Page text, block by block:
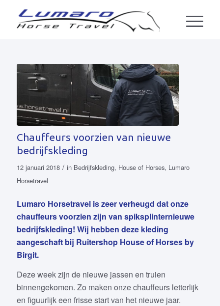
Chauffeurs voorzien van nieuwe
bedrijfskleding
12 januari 2018 / in Bedrijfskleding, House of Horses, Lumaro
Horsetravel
Lumaro Horsetravel is zeer verheugd dat onze
chauffeurs voorzien zijn van spiksplinternieuwe
bedrijfskleding! Wij hebben deze kleding
aangeschaft bij Ruitershop House of Horses by
Birgit.
Deze week zijn de nieuwe jassen en truien
binnengekomen. Zo maken onze chauffeurs letterlijk
en figuurlijk een frisse start van het nieuwe jaar.